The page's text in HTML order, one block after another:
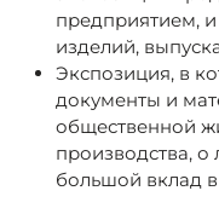
предприятием,
изделий,
Экспозиция, в
документы и
общественной
производства,
большой вклад